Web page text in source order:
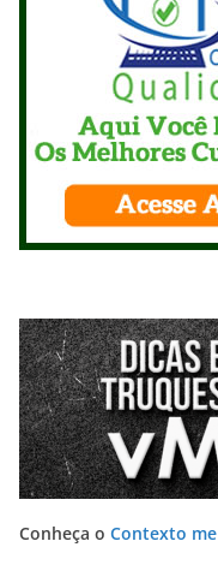
Conheça o Contexto me